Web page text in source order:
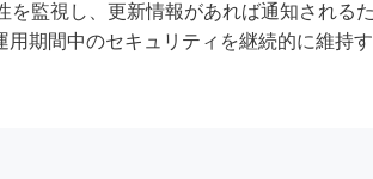
監視し、更新情報があれば通知される
期間中のセキュリティを継続的に維持